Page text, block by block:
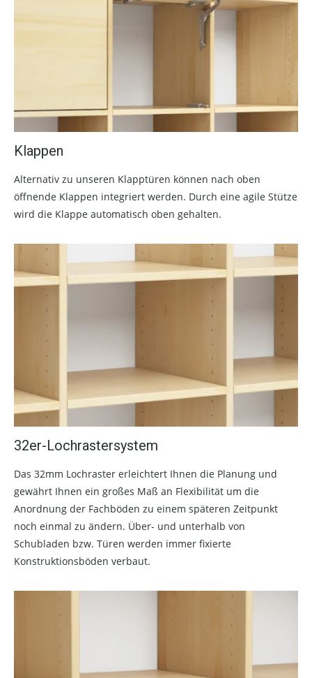
Klappen
Alternativ zu unseren Klapptüren können nach oben
öffnende Klappen integriert werden. Durch eine agile Stütze
wird die Klappe automatisch oben gehalten.
32er-Lochrastersystem
Das 32mm Lochraster erleichtert Ihnen die Planung und
gewährt Ihnen ein großes Maß an Flexibilität um die
Anordnung der Fachböden zu einem späteren Zeitpunkt
noch einmal zu ändern. Über- und unterhalb von
Schubladen bzw. Türen werden immer fixierte
Konstruktionsböden verbaut.